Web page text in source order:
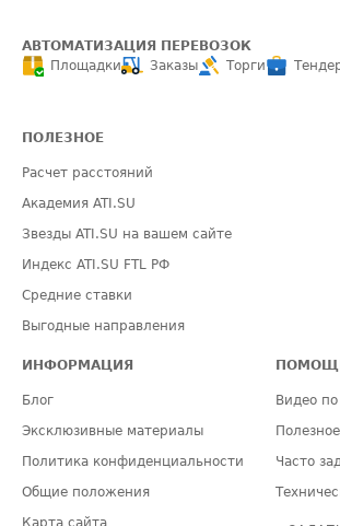
АВТОМАТИЗАЦИЯ ПЕРЕВОЗОК
Площадки
Заказы Торги
ПОЛЕЗНОЕ
Расчет расстояний
Академия ATI.SU
Звезды ATI.SU на вашем сайте
Индекс ATI.SU FTL РФ
Средние ставки
Выгодные направления
ИНФОРМАЦИЯ
Блог
Эксклюзивные материалы
Политика конфиденциальности
Общие положения
Карта сайта
Видео по
Часто